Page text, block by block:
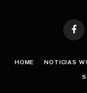
HOME NOTICIAS